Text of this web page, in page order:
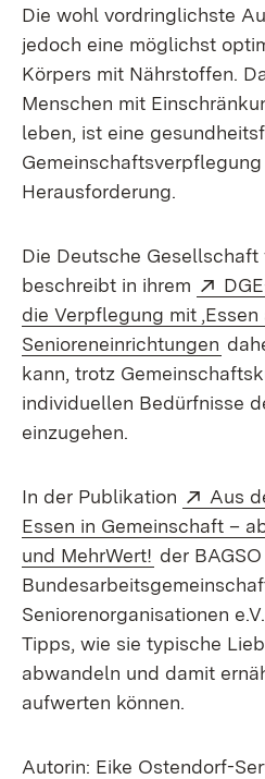
Die wohl vordringlichste
jedoch eine möglichst
Körpers mit Nährstoffen.
Menschen mit
leben, ist eine
Herausforderung.
Die Deutsche Gesellschaft
beschreibt in ihrem
die Verpflegung mit ‚Essen
Senioreneinrichtungen
kann, trotz
individuellen Bedürfnisse
einzugehen.
In der Publikation
Aus
Essen in Gemeinschaft –
und MehrWert! (Öffnet in
der
Seniorenorganisationen
Tipps, wie sie typische
abwandeln und damit
aufwerten können.
Autorin: Eike Ostendorf-